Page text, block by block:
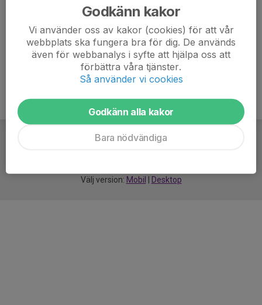
Välj version: Mobil Desktop
Godkänn kakor
Vi använder oss av kakor (cookies) för att vår
webbplats ska fungera bra för dig. De används
även för webbanalys i syfte att hjälpa oss att
förbättra våra tjänster.
Så använder vi cookies
Godkänn alla kakor
Bara nödvändiga